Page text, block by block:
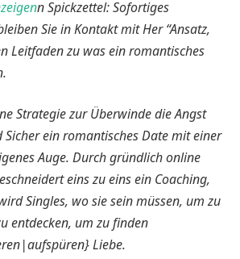
n Spickzettel: Sofortiges
Sie in Kontakt mit Her “Ansatz,
Leitfaden zu was ein romantisches
Strategie zur Überwinde die Angst
ein romantisches Date mit einer
Auge. Durch gründlich online
eins zu eins ein Coaching,
Singles, wo sie sein müssen, um zu
entdecken, um zu finden
Liebe.